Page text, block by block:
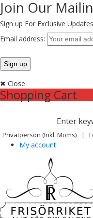
Join Our
Sign up For Exclusive
Email address:
✖ Close
Shopping Cart
Enter
Privatperson (inkl. Moms) |
My account